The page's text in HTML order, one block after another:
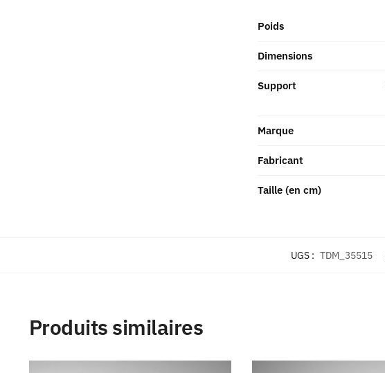
Poids
Dimensions
Support
Marque
Fabricant
Taille (en cm)
UGS : TDM_35515
Produits similaires